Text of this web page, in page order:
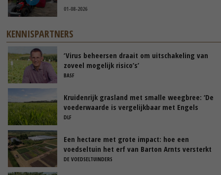
01-08-2026
KENNISPARTNERS
‘Virus beheersen draait om uitschakeling van
zoveel mogelijk risico’s’
BASF
Kruidenrijk grasland met smalle weegbree: ‘De
voederwaarde is vergelijkbaar met Engels
raaigras’
DLF
Een hectare met grote impact: hoe een
voedseltuin het erf van Barton Arnts versterkt
DE VOEDSELTUINDERS